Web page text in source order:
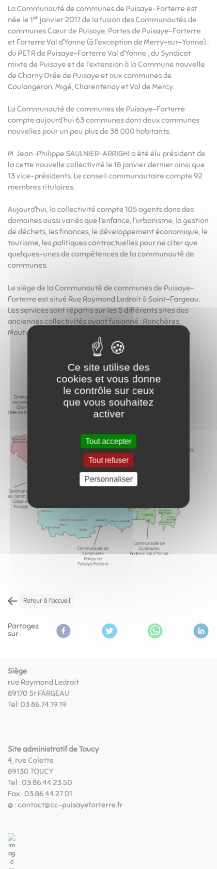
La Communauté de communes de Puisaye-Forterre est
née le 1er janvier 2017 de la fusion des Communautés de
communes Cœur de Puisaye, Portes de Puisaye-Forterre
et Forterre Val d’Yonne (à l’exception de Merry-sur-Yonne) ;
du PETR de Puisaye-Forterre Val d’Yonne ; du Syndicat
mixte de Puisaye et de l’extension à la Commune nouvelle
de Charny Orée de Puisaye et aux communes de
Coulangeron, Migé, Charentenay et Val de Mercy.
La Communauté de communes de Puisaye-Forterre
compte aujourd’hui 63 communes dont deux communes
nouvelles pour un peu plus de 38 000 habitants.
M. Jean-Philippe SAULNIER-ARRIGHI a été élu président de
la cette nouvelle collectivité le 18 janvier dernier ainsi que
13 vice-présidents. Le conseil communautaire compte 92
membres titulaires.
Aujourd’hui, la collectivité compte 105 agents dans des
domaines aussi variés que l’enfance, l’urbanisme, la gestion
de déchets, les finances, le développement économique, le
tourisme, les politiques contractuelles pour ne citer que
quelques-unes de compétences de la communauté de
communes.
Le siège de la Communauté de communes de Puisaye-
Forterre est situé Rue Raymond Ledroit à Saint-Fargeau.
Les services sont répartis sur les 5 différents sites des
anciennes collectivités ayant fusionné : Ronchères,
Moutiers-en-Puisaye, Toucy, Molesme, Saint-Fargeau.
Retour à l'accueil
Partagez
sur :
Siège
rue Raymond Ledroit
89170 St FARGEAU
Tel: 03.86.74.19.19
Site administratif de Toucy
4, rue Colette
89130 TOUCY
Tel : 03.86.44.23.50
Fax : 03.86.44.27.01
@ : contact@cc-puisayeforterre.fr
Ce site utilise des
cookies et vous donne
le contrôle sur ceux
que vous souhaitez
activer
Tout accepter
Tout refuser
Personnaliser